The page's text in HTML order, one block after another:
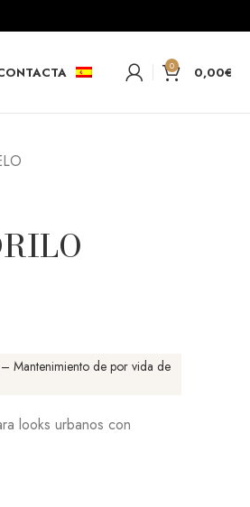
0 0,00€
Mantenimiento de por vida de
looks urbanos con